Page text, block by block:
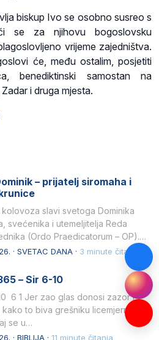
biskup Ivo se osobno susreo s
se za njihovu bogoslovsku
vrijeme zajedništva.
će, među ostalim, posjetiti
benediktinski samostan na
i druga mjesta.
– prijatelj siromaha i
kolovoza slavi svetoga Dominika
svećenika i utemeljitelja Reda
(Ordo Praedicatorum – OP).
dubokom ljubavlju prema
· SVETAC DANA · 3 minute čitanja
– Sir 6-10
6 1 Jer zao glas donosi zazor i
kako to biva grešniku licemjernom.2
se u…
· BIBLIJA · 11 minute čitanja